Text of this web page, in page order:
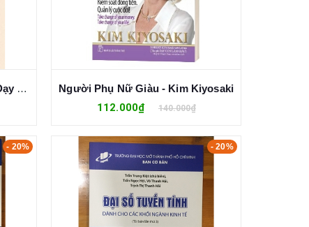
Những Điều Công Ty Không Dạy Bạn - Bí Quyết Đầu Tư Cho Bản Thân - Dành Cho Người Muốn Phát Triển Thần Tốc - Motoyasu Yasui Người Phụ Nữ Giàu - Kim Kiyosaki
112.000₫ 140.000₫
- 20% - 20%